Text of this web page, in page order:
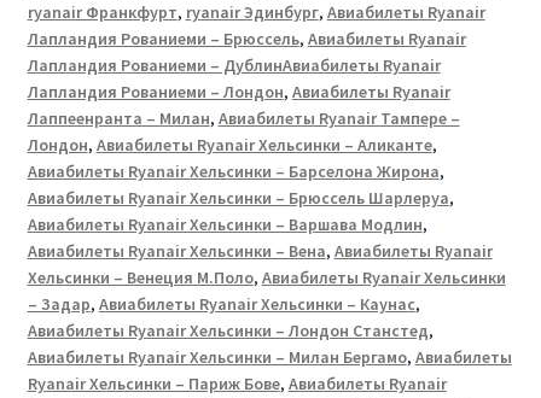
ryanair Франкфурт, ryanair Эдинбург, Авиабилеты Ryanair
Лапландия Рованиеми – Брюссель, Авиабилеты Ryanair
Лапландия Рованиеми – ДублинАвиабилеты Ryanair
Лапландия Рованиеми – Лондон, Авиабилеты Ryanair
Лаппеенранта – Милан, Авиабилеты Ryanair Тампере –
Лондон, Авиабилеты Ryanair Хельсинки – Аликанте,
Авиабилеты Ryanair Хельсинки – Барселона Жирона,
Авиабилеты Ryanair Хельсинки – Брюссель Шарлеруа,
Авиабилеты Ryanair Хельсинки – Варшава Модлин,
Авиабилеты Ryanair Хельсинки – Вена, Авиабилеты Ryanair
Хельсинки – Венеция М.Поло, Авиабилеты Ryanair Хельсинки
– Задар, Авиабилеты Ryanair Хельсинки – Каунас,
Авиабилеты Ryanair Хельсинки – Лондон Станстед,
Авиабилеты Ryanair Хельсинки – Милан Бергамо, Авиабилеты
Ryanair Хельсинки – Париж Бове, Авиабилеты Ryanair